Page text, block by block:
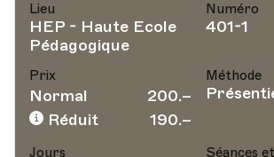
Lieu
HEP - Haute Ecole
Pédagogique
Numéro
401-1
Prix
Normal
200.–
Réduit
190.–
Méthode
Jours Séances